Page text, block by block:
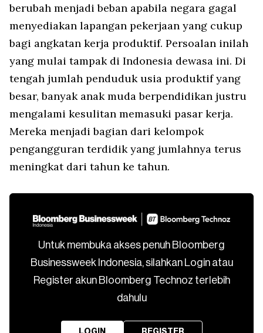
berubah menjadi beban apabila negara gagal
menyediakan lapangan pekerjaan yang cukup
bagi angkatan kerja produktif. Persoalan inilah
yang mulai tampak di Indonesia dewasa ini. Di
tengah jumlah penduduk usia produktif yang
besar, banyak anak muda berpendidikan justru
mengalami kesulitan memasuki pasar kerja.
Mereka menjadi bagian dari kelompok
pengangguran terdidik yang jumlahnya terus
meningkat dari tahun ke tahun.
Untuk membuka akses penuh Bloomberg
Businessweek Indonesia, silahkan Login atau
Register akun Bloomberg Technoz terlebih
dahulu